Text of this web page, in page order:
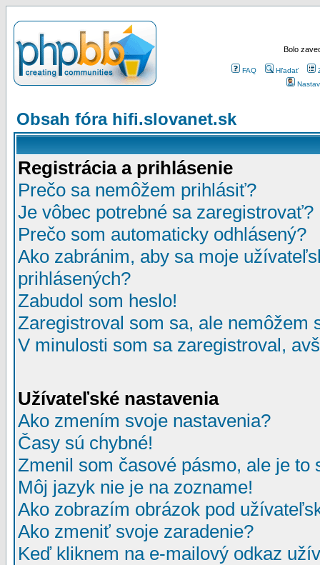
Bolo
FAQ Hľadať
Obsah fóra hifi.slovanet.sk
Registrácia a prihlásenie
Prečo sa nemôžem prihlásiť?
Je vôbec potrebné sa zaregistrovať?
Prečo som automaticky odhlásený?
Ako zabránim, aby sa moje
prihlásených?
Zabudol som heslo!
Zaregistroval som sa, ale nemôžem
V minulosti som sa zaregistroval,
Užívateľské nastavenia
Ako zmením svoje nastavenia?
Časy sú chybné!
Zmenil som časové pásmo, ale je to
Môj jazyk nie je na zozname!
Ako zobrazím obrázok pod
Ako zmeniť svoje zaradenie?
Keď kliknem na e-mailový odkaz